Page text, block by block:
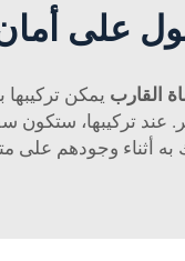
على
القارب يمكن
تركيبها، ستكون
أثناء وجودهم على